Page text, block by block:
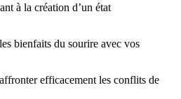
à la création d’un état
bienfaits du sourire avec vos
efficacement les conflits de